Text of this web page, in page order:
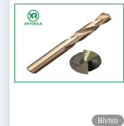
συστροφής κνημών αριστερά
Βίντεο